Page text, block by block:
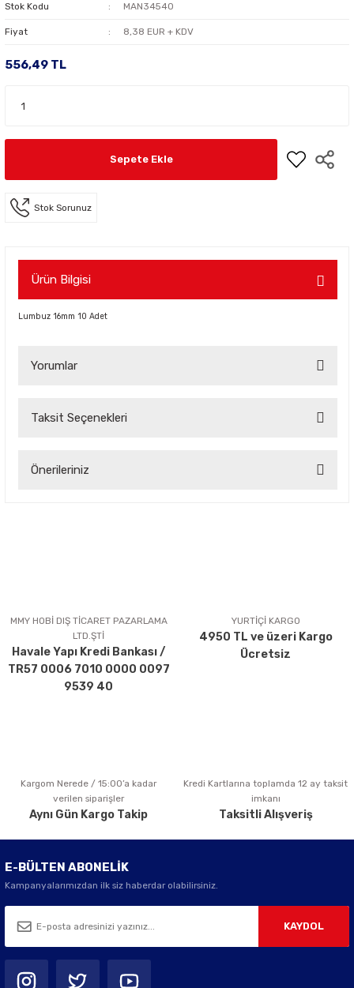
Stok Kodu MAN34540
Fiyat 8,38 EUR + KDV
556,49 TL
Sepete Ekle
Stok Sorunuz
Ürün Bilgisi
Lumbuz 16mm 10 Adet
Yorumlar
Taksit Seçenekleri
Önerileriniz
Ürün açıklamasında eksik bilgiler bulunuyor.
Ürün bilgilerinde hatalar bulunuyor.
Ürün fiyatı diğer sitelerden daha pahalı.
Bu ürüne benzer farklı alternatifler olmalı.
Gönder
MMY HOBİ DIŞ TİCARET PAZARLAMA
LTD.ŞTİ
Havale Yapı Kredi Bankası /
TR57 0006 7010 0000 0097
9539 40
YURTİÇİ KARGO
4950 TL ve üzeri Kargo
Ücretsiz
Kargom Nerede / 15:00’a kadar
verilen siparişler
Aynı Gün Kargo Takip
Kredi Kartlarına toplamda 12 ay taksit
imkanı
Taksitli Alışveriş
E-BÜLTEN ABONELİK
Kampanyalarımızdan ilk siz haberdar olabilirsiniz.
KAYDOL